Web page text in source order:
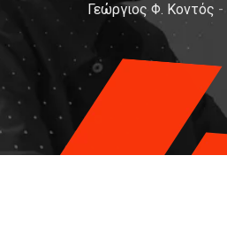
Γεώργιος Φ. Κοντός -